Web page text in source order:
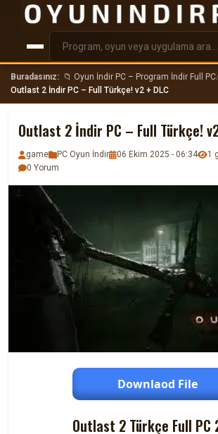
Buradasınız: 📁 Oyun İndir PC – Program İndir Full PC
Outlast 2 İndir PC – Full Türkçe! v2 + DLC
Outlast 2 İndir PC – Full Türkçe!
game PC Oyun İndir 06 Ekim 2025 - 06:34
1
0 Yorum
Downlaod File
Outlast 2 Türkçe Full PC